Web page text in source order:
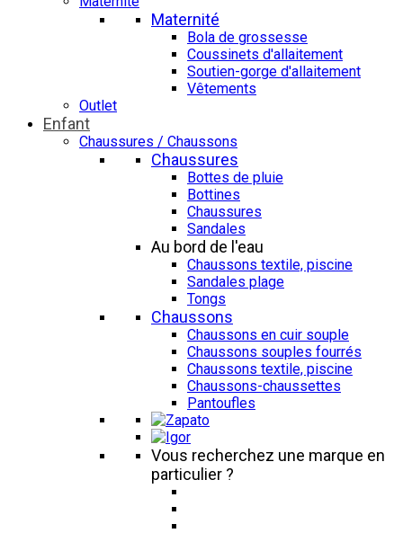
Maternité
Bola de grossesse
Coussinets d'allaitement
Soutien-gorge d'allaitement
Vêtements
Outlet
Enfant
Chaussures / Chaussons
Chaussures
Bottes de pluie
Bottines
Chaussures
Sandales
Au bord de l'eau
Chaussons textile, piscine
Sandales plage
Tongs
Chaussons
Chaussons en cuir souple
Chaussons souples fourrés
Chaussons textile, piscine
Chaussons-chaussettes
Pantoufles
Vous recherchez une marque en
particulier ?